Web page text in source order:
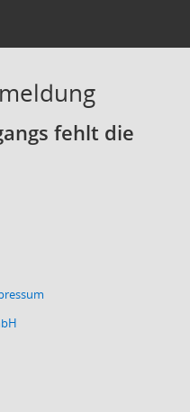
fehlt die